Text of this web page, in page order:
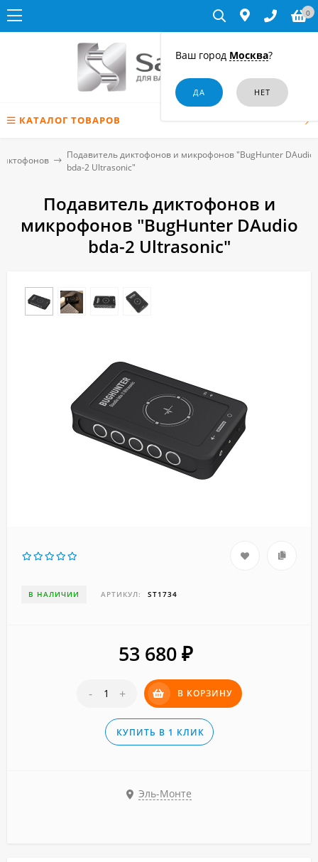
Ваш город Москва?
0
КАТАЛОГ ТОВАРОВ
Подавитель диктофонов и микрофонов "BugHunter DAudio
bda-2 Ultrasonic"
Подавитель диктофонов и
микрофонов "BugHunter DAudio
bda-2 Ultrasonic"
В НАЛИЧИИ АРТИКУЛ: ST1734
53 680 ₽
- + В КОРЗИНУ
КУПИТЬ В 1 КЛИК
Эль-Монте